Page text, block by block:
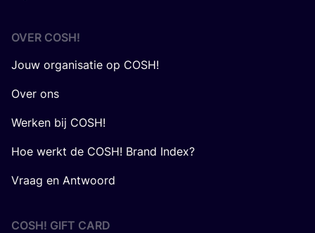
OVER COSH!
Jouw organisatie op COSH!
Over ons
Werken bij COSH!
Hoe werkt de COSH! Brand Index?
Vraag en Antwoord
COSH! GIFT CARD